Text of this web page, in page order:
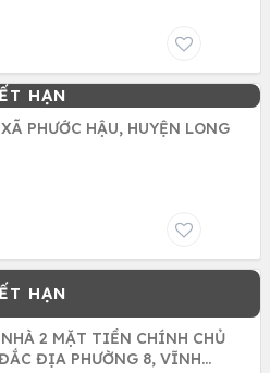
PHƯỚC HẬU, HUYỆN LONG
2 MẶT TIỀN CHÍNH CHỦ
ĐỊA PHƯỜNG 8, VĨNH